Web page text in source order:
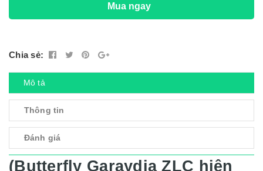
Mua ngay
Chia sẻ:
Mô tả
Thông tin
Đánh giá
(Butterfly Garaydia ZLC hiện